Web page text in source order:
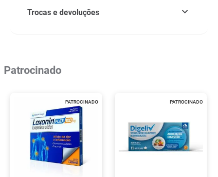
Trocas e devoluções
Patrocinado
PATROCINADO PATROCINADO